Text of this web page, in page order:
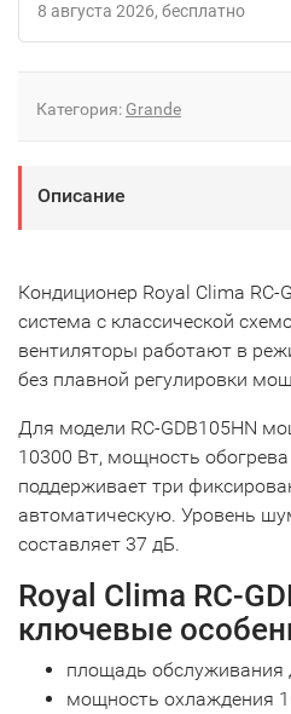
8 августа 2026
Бесплатно
Категория: Grande
Описание
Кондиционер Royal Clima RC-
система с классической
вентиляторы работают в
без плавной регулировки
Для модели RC-GDB105HN
10300 Вт, мощность
поддерживает три
автоматическую. Уровень
составляет 37 дБ.
Royal Clima RC-
ключевые
площадь обслуживания
мощность охлаждения